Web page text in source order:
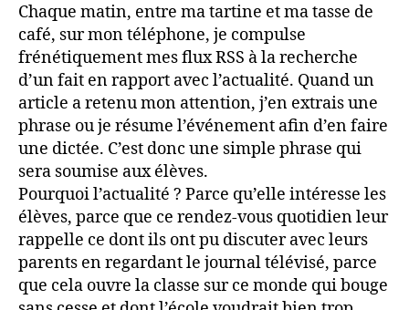
Chaque matin, entre ma tartine et ma tasse de
café, sur mon téléphone, je compulse
frénétiquement mes flux RSS à la recherche
d’un fait en rapport avec l’actualité. Quand un
article a retenu mon attention, j’en extrais une
phrase ou je résume l’événement afin d’en faire
une dictée. C’est donc une simple phrase qui
sera soumise aux élèves.
Pourquoi l’actualité ? Parce qu’elle intéresse les
élèves, parce que ce rendez-vous quotidien leur
rappelle ce dont ils ont pu discuter avec leurs
parents en regardant le journal télévisé, parce
que cela ouvre la classe sur ce monde qui bouge